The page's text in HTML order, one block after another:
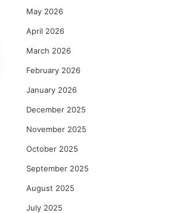
May 2026
April 2026
March 2026
February 2026
January 2026
December 2025
November 2025
October 2025
September 2025
August 2025
July 2025